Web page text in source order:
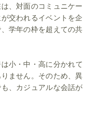
、対面のコミュニケー
交われるイベントを企
学年の枠を超えての共
小・中・高に分かれて
ません。そのため、異
、カジュアルな会話が